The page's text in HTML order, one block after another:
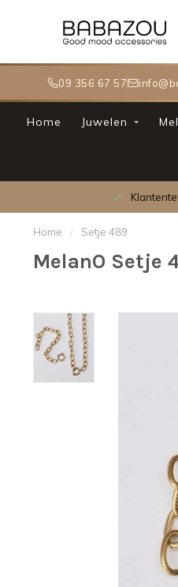
09 356 67 57
Home Juwelen
Home / Setje 489
MelanO Setje